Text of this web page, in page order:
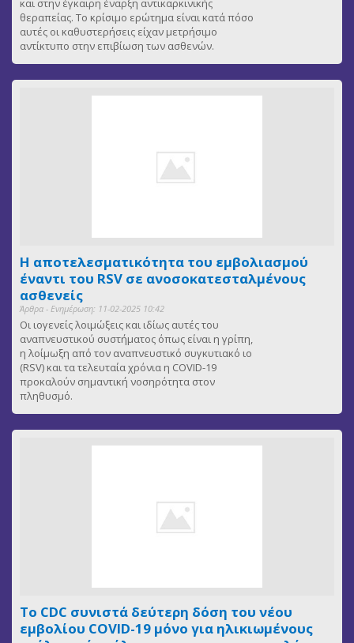
και στην έγκαιρη έναρξη αντικαρκινικής
θεραπείας. Το κρίσιμο ερώτημα είναι κατά πόσο
αυτές οι καθυστερήσεις είχαν μετρήσιμο
αντίκτυπο στην επιβίωση των ασθενών.
Η αποτελεσματικότητα του εμβολιασμού
έναντι του RSV σε ανοσοκατεσταλμένους
ασθενείς
Άρθρα - Ενημέρωση: 11-02-2025 10:42
Οι ιογενείς λοιμώξεις και ιδίως αυτές του
αναπνευστικού συστήματος όπως είναι η γρίπη,
η λοίμωξη από τον αναπνευστικό συγκυτιακό ιο
(RSV) και τα τελευταία χρόνια η COVID-19
προκαλούν σημαντική νοσηρότητα στον
πληθυσμό.
Το CDC συνιστά δεύτερη δόση του νέου
εμβολίου COVID-19 μόνο για ηλικιωμένους